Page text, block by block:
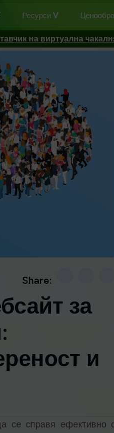
Ресурси
на виртуална
Share:
за
и
се справя ефективно